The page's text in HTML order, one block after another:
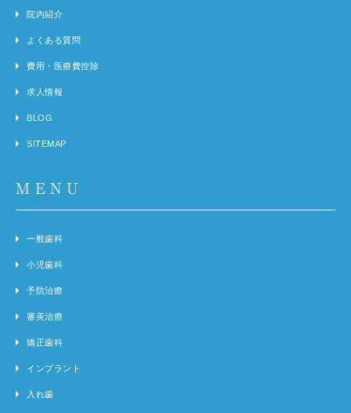
院内紹介
よくある質問
費用・医療費控除
求人情報
BLOG
SITEMAP
MENU
一般歯科
小児歯科
予防治療
審美治療
矯正歯科
インプラント
入れ歯